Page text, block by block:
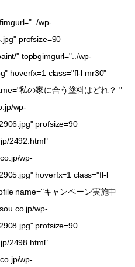
wp-
profsize=90
" topbgimgurl="../wp-
hoverfx=1 class="fl-l mr30"
私の家に合う塗料はどれ？ "
wp-
profsize=90
2492.html"
wp-
hoverfx=1 class="fl-l
name="キャンペーン実施中
wp-
profsize=90
2498.html"
wp-